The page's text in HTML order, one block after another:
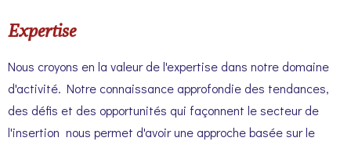
Expertise
Nous croyons en la valeur de l'expertise dans notre domaine
d'activité. Notre connaissance approfondie des tendances,
des défis et des opportunités qui façonnent le secteur de
l'insertion nous permet d'avoir une approche basée sur le